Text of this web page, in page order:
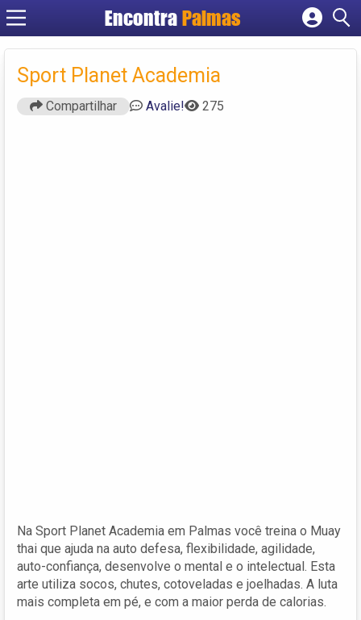
Encontra Palmas
Cadastrar empresa
Criar conta
Sport Planet Academia
Compartilhar Avalie! 275
Na Sport Planet Academia em Palmas você treina o Muay
thai que ajuda na auto defesa, flexibilidade, agilidade,
auto-confiança, desenvolve o mental e o intelectual. Esta
arte utiliza socos, chutes, cotoveladas e joelhadas. A luta
mais completa em pé, e com a maior perda de calorias.